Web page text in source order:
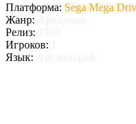
Платформа: Sega Mega
Жанр:
Релиз:
Игроков:
Язык: